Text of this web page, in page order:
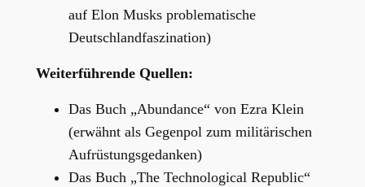
auf Elon Musks problematische
Deutschlandfaszination)
Weiterführende Quellen:
Das Buch „Abundance“ von Ezra Klein
(erwähnt als Gegenpol zum militärischen
Aufrüstungsgedanken)
Das Buch „The Technological Republic“